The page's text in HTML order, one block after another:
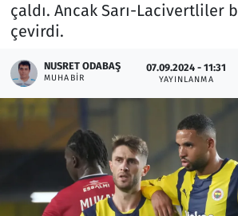
çaldı. Ancak Sarı-Lacivertliler
çevirdi.
NUSRET ODABAŞ
MUHABIR
07.09.2024 - 11:31
YAYINLANMA
Memur ve Kamu
Otomobil
Oyun
Ramazan
Resmi İlanlar